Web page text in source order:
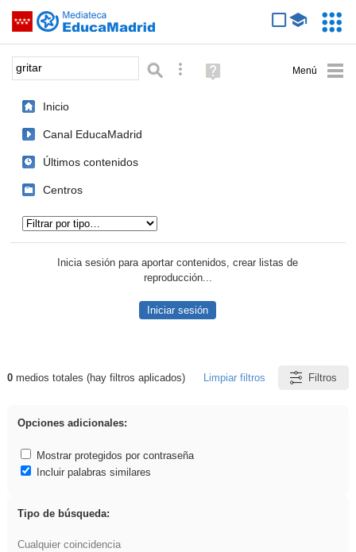
Saltar navegación
Palabra o frase: Búsqueda avanzada
Ayuda
(en
Inicio
Canal EducaMadrid
Últimos contenidos
Centros
Inicia sesión para aportar contenidos, crear listas de
reproducción...
Iniciar sesión
Resultados de: gritar
0medios totales (hay filtros aplicados) Limpiar filtros Filtros
Opciones adicionales:
Mostrar protegidos por contraseña
Incluir palabras similares
Tipo de búsqueda:
Cualquier coincidencia